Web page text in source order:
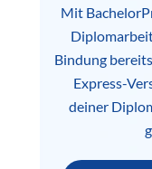
Mit
Bindung
Express-
deiner